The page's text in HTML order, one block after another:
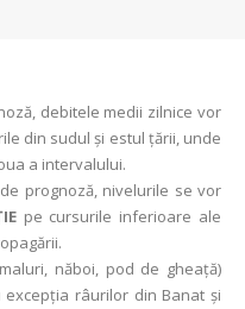
debitele medii zilnice vor
din sudul şi estul ţării, unde
a intervalului.
prognoză, nivelurile se vor
pe cursurile inferioare ale
năboi, pod de gheață)
râurilor din Banat şi